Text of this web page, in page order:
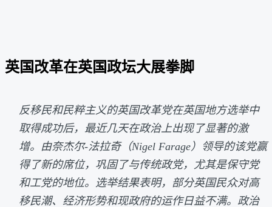
英国改革在英国政坛大展拳脚
反移民和民粹主义的英国改革党在英国地方选举中
取得成功后，最近几天在政治上出现了显著的激
增。由奈杰尔-法拉奇（Nigel Farage）领导的该党赢
得了新的席位，巩固了与传统政党，尤其是保守党
和工党的地位。选举结果表明，部分英国民众对高
移民潮、经济形势和现政府的运作日益不满。政治